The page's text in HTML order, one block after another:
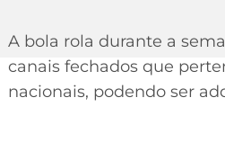
A bola rola durante a
canais fechados que
nacionais, podendo ser